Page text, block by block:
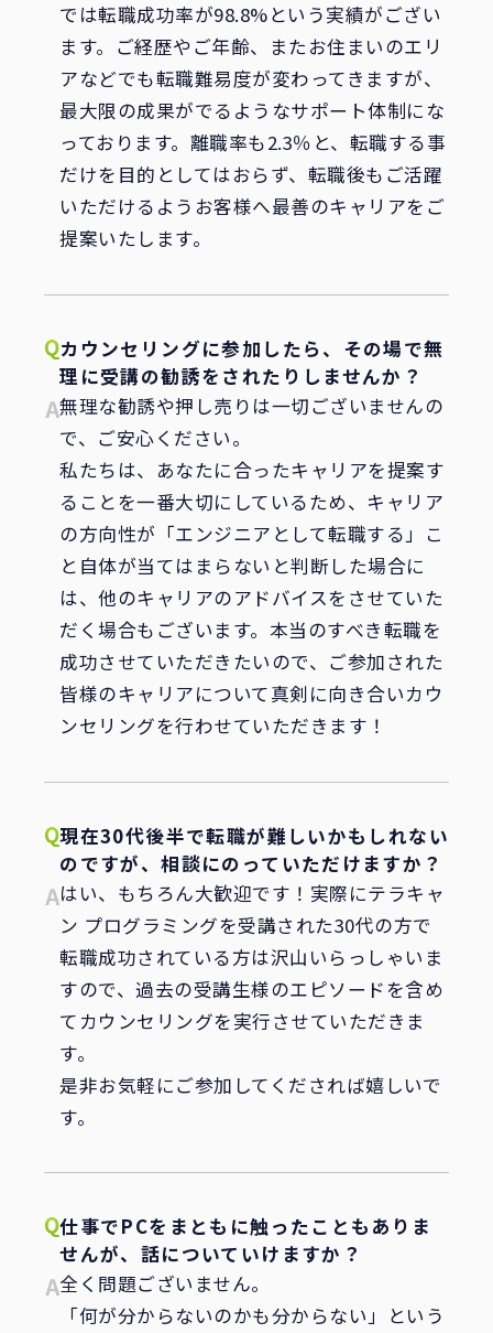
では転職成功率が98.8%という実績がござい
ます。ご経歴やご年齢、またお住まいのエリ
アなどでも転職難易度が変わってきますが、
最大限の成果がでるようなサポート体制にな
っております。離職率も2.3％と、転職する事
だけを目的としてはおらず、転職後もご活躍
いただけるようお客様へ最善のキャリアをご
提案いたします。
カウンセリングに参加したら、その場で無
理に受講の勧誘をされたりしませんか？
無理な勧誘や押し売りは一切ございませんの
で、ご安心ください。
私たちは、あなたに合ったキャリアを提案す
ることを一番大切にしているため、キャリア
の方向性が「エンジニアとして転職する」こ
と自体が当てはまらないと判断した場合に
は、他のキャリアのアドバイスをさせていた
だく場合もございます。本当のすべき転職を
成功させていただきたいので、ご参加された
皆様のキャリアについて真剣に向き合いカウ
ンセリングを行わせていただきます！
現在30代後半で転職が難しいかもしれない
のですが、相談にのっていただけますか？
はい、もちろん大歓迎です！実際にテラキャ
ン プログラミングを受講された30代の方で
転職成功されている方は沢山いらっしゃいま
すので、過去の受講生様のエピソードを含め
てカウンセリングを実行させていただきま
す。
是非お気軽にご参加してくだされば嬉しいで
す。
仕事でPCをまともに触ったこともありま
せんが、話についていけますか？
全く問題ございません。
「何が分からないのかも分からない」という